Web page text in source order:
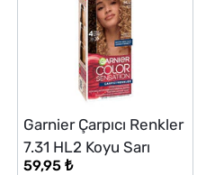
Garnier Çarpıcı Renkler
7.31 HL2 Koyu Sarı
59,95 ₺